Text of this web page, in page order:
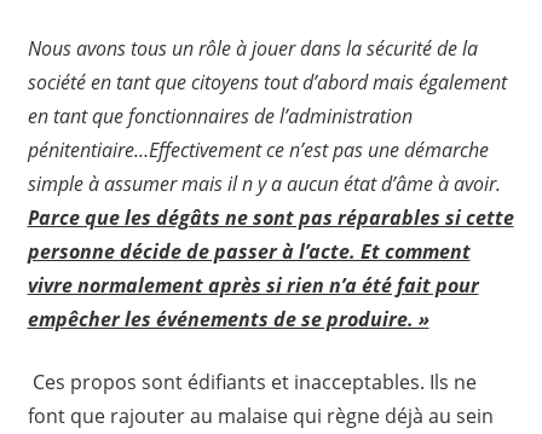
Nous avons tous un rôle à jouer dans la sécurité de la
société en tant que citoyens tout d’abord mais également
en tant que fonctionnaires de l’administration
pénitentiaire…Effectivement ce n’est pas une démarche
simple à assumer mais il n y a aucun état d’âme à avoir.
Parce que les dégâts ne sont pas réparables si cette
personne décide de passer à l’acte. Et comment
vivre normalement après si rien n’a été fait pour
empêcher les événements de se produire. »
Ces propos sont édifiants et inacceptables. Ils ne
font que rajouter au malaise qui règne déjà au sein